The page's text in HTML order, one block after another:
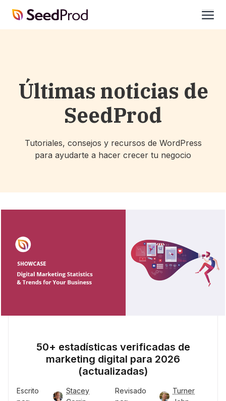
SeedProd
Últimas noticias de
SeedProd
Tutoriales, consejos y recursos de WordPress
para ayudarte a hacer crecer tu negocio
50+ estadísticas verificadas de
marketing digital para 2026
(actualizadas)
Escrito
Stacey
Revisado
Turner